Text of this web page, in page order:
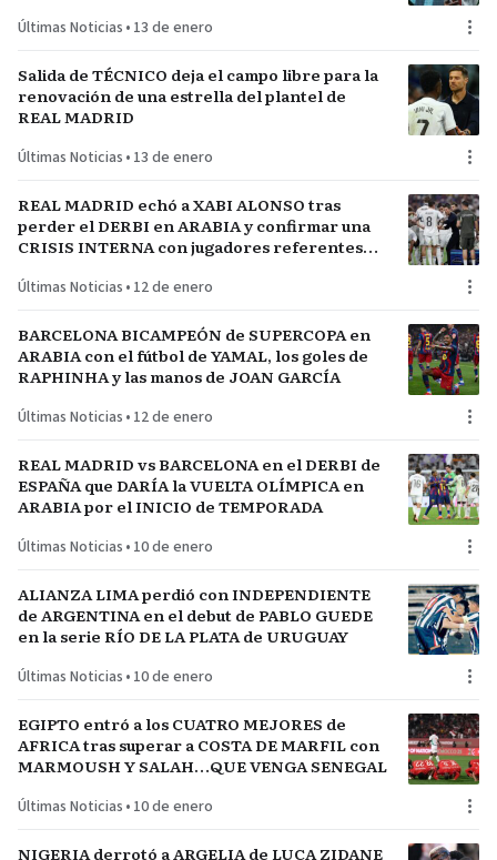
Últimas Noticias • 13 de enero
Salida de TÉCNICO deja el campo libre para la
renovación de una estrella del plantel de
REAL MADRID
Últimas Noticias • 13 de enero
REAL MADRID echó a XABI ALONSO tras
perder el DERBI en ARABIA y confirmar una
CRISIS INTERNA con jugadores referentes
Últimas Noticias • 12 de enero
BARCELONA BICAMPEÓN de SUPERCOPA en
ARABIA con el fútbol de YAMAL, los goles de
RAPHINHA y las manos de JOAN GARCÍA
Últimas Noticias • 12 de enero
REAL MADRID vs BARCELONA en el DERBI de
ESPAÑA que DARÍA la VUELTA OLÍMPICA en
ARABIA por el INICIO de TEMPORADA
Últimas Noticias • 10 de enero
ALIANZA LIMA perdió con INDEPENDIENTE
de ARGENTINA en el debut de PABLO GUEDE
en la serie RÍO DE LA PLATA de URUGUAY
Últimas Noticias • 10 de enero
EGIPTO entró a los CUATRO MEJORES de
AFRICA tras superar a COSTA DE MARFIL con
MARMOUSH Y SALAH…QUE VENGA SENEGAL
Últimas Noticias • 10 de enero
NIGERIA derrotó a ARGELIA de LUCA ZIDANE